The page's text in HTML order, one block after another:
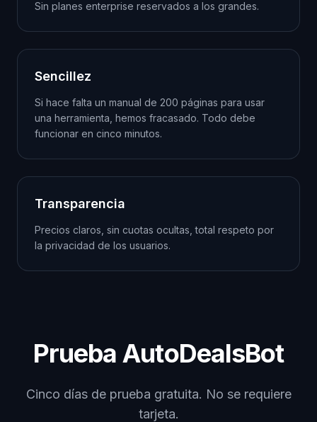
Sin planes enterprise reservados a los grandes.
Sencillez
Si hace falta un manual de 200 páginas para usar
una herramienta, hemos fracasado. Todo debe
funcionar en cinco minutos.
Transparencia
Precios claros, sin cuotas ocultas, total respeto por
la privacidad de los usuarios.
Prueba AutoDealsBot
Cinco días de prueba gratuita. No se requiere
tarjeta.